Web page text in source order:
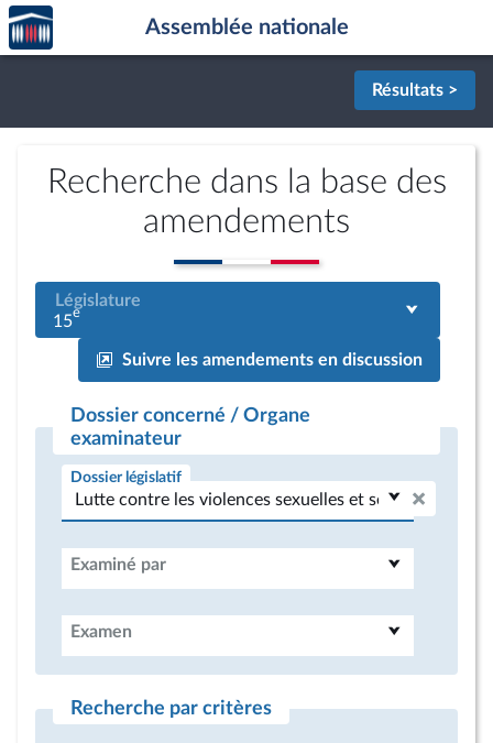
Aller au contenu
Aller en bas de la page
Accèder
à la
page
Assemblée nationale
Résultats >
Recherche dans la base des
amendements
Législature
15e
Suivre les amendements en discussion
Dossier concerné / Organe
examinateur
Dossier législatif
Examiné par
Examen
Recherche par critères